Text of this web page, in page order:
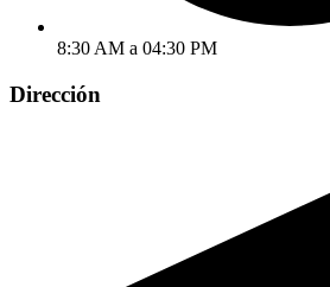
8:30 AM a 04:30 PM
Dirección